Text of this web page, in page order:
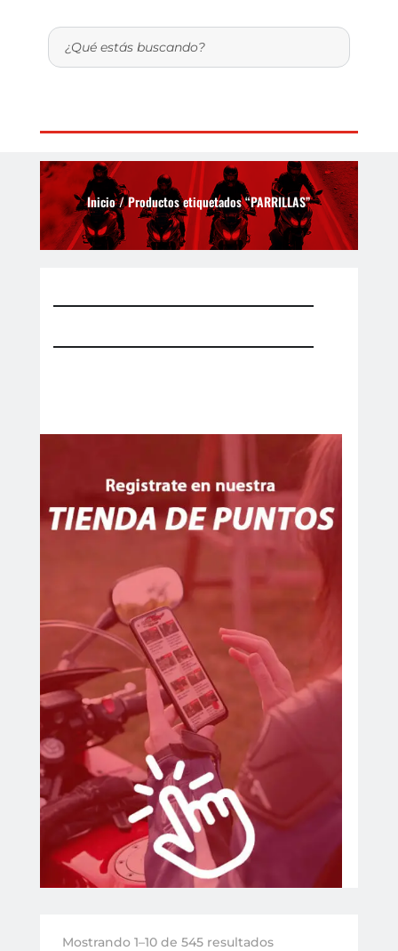
Inicio/ Productos etiquetados “PARRILLAS”
Mostrando 1–10 de 545 resultadosOrdenado